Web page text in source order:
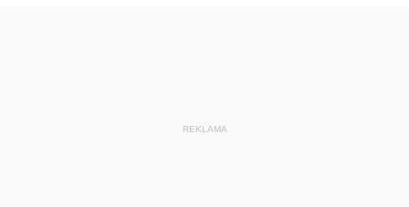
REKLAMA